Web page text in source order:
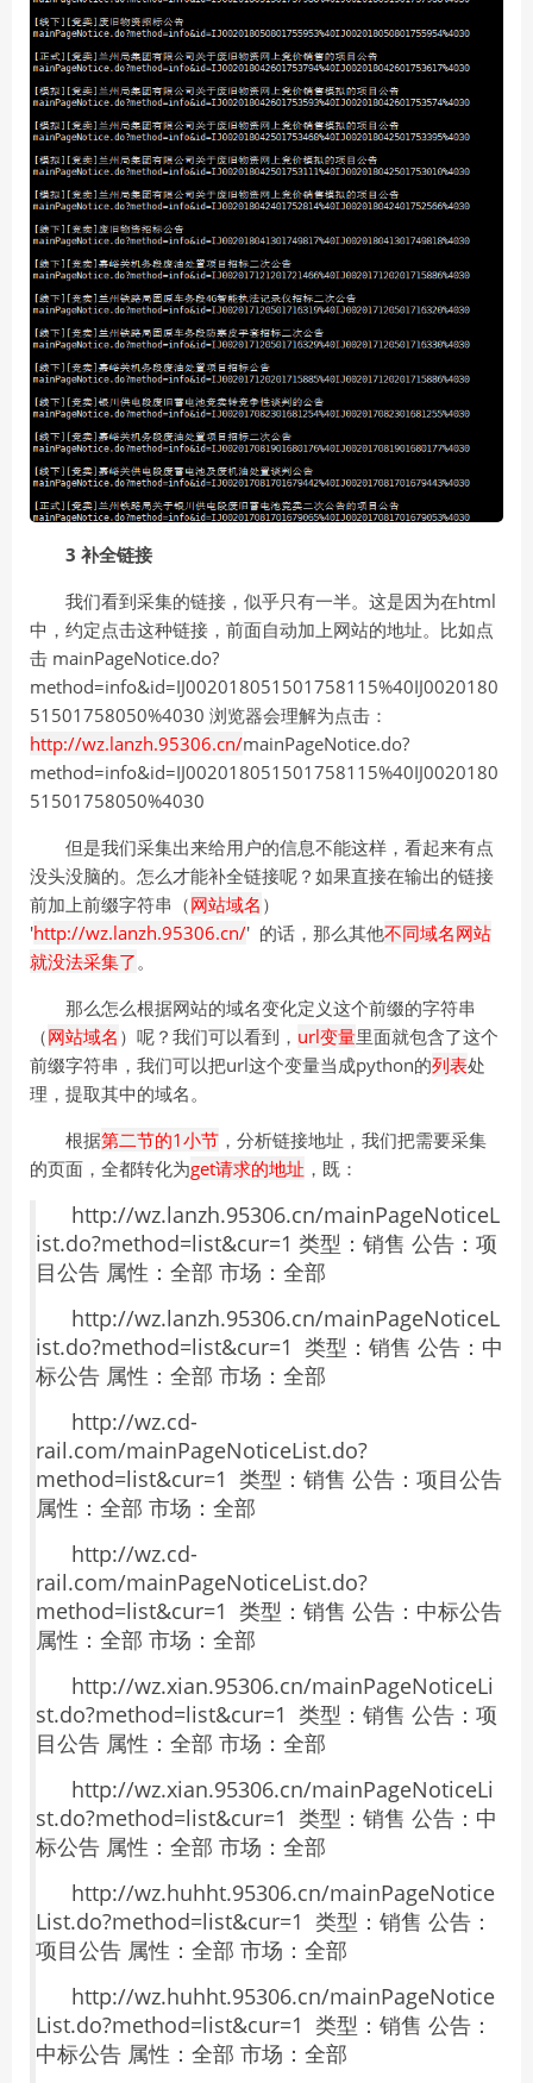
3 补全链接
我们看到采集的链接，似乎只有一半。这是因为在html
中，约定点击这种链接，前面自动加上网站的地址。比如点
击 mainPageNotice.do?
method=info&id=IJ002018051501758115%40IJ0020180
51501758050%4030 浏览器会理解为点击：
http://wz.lanzh.95306.cn/mainPageNotice.do?
method=info&id=IJ002018051501758115%40IJ0020180
51501758050%4030
但是我们采集出来给用户的信息不能这样，看起来有点
没头没脑的。怎么才能补全链接呢？如果直接在输出的链接
前加上前缀字符串（网站域名 ）
'http://wz.lanzh.95306.cn/' 的话，那么其他不同域名网站
就没法采集了 。
那么怎么根据网站的域名变化定义这个前缀的字符串
（网站域名 ）呢？我们可以看到， url变量里面就包含了这个
前缀字符串，我们可以把url这个变量当成python的列表处
理，提取其中的域名。
根据第二节的1小节 ，分析链接地址，我们把需要采集
的页面，全都转化为get请求的地址 ，既：
http://wz.lanzh.95306.cn/mainPageNoticeL
ist.do?method=list&cur=1 类型：销售 公告：项
目公告 属性：全部 市场：全部
http://wz.lanzh.95306.cn/mainPageNoticeL
ist.do?method=list&cur=1 类型：销售 公告：中
标公告 属性：全部 市场：全部
http://wz.cd-
rail.com/mainPageNoticeList.do?
method=list&cur=1 类型：销售 公告：项目公告
属性：全部 市场：全部
http://wz.cd-
rail.com/mainPageNoticeList.do?
method=list&cur=1 类型：销售 公告：中标公告
属性：全部 市场：全部
http://wz.xian.95306.cn/mainPageNoticeLi
st.do?method=list&cur=1 类型：销售 公告：项
目公告 属性：全部 市场：全部
http://wz.xian.95306.cn/mainPageNoticeLi
st.do?method=list&cur=1 类型：销售 公告：中
标公告 属性：全部 市场：全部
http://wz.huhht.95306.cn/mainPageNotice
List.do?method=list&cur=1 类型：销售 公告：
项目公告 属性：全部 市场：全部
http://wz.huhht.95306.cn/mainPageNotice
List.do?method=list&cur=1 类型：销售 公告：
中标公告 属性：全部 市场：全部